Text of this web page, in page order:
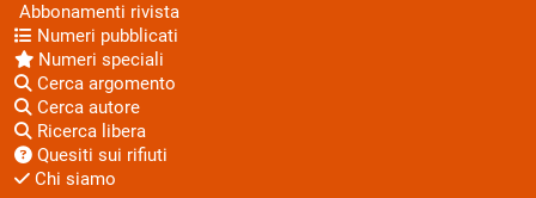
Abbonamenti rivista
Numeri pubblicati
Numeri speciali
Cerca argomento
Cerca autore
Ricerca libera
Quesiti sui rifiuti
Chi siamo